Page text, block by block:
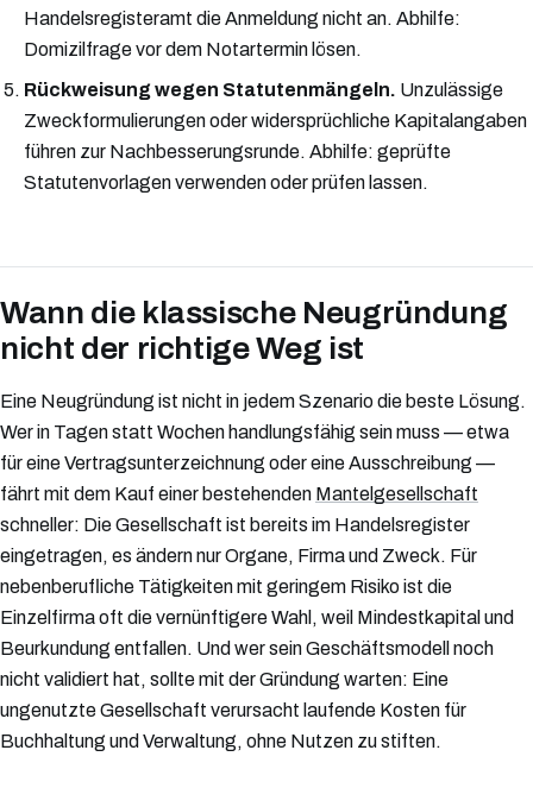
Handelsregisteramt die Anmeldung nicht an. Abhilfe:
Domizilfrage vor dem Notartermin lösen.
Rückweisung wegen Statutenmängeln. Unzulässige
Zweckformulierungen oder widersprüchliche Kapitalangaben
führen zur Nachbesserungsrunde. Abhilfe: geprüfte
Statutenvorlagen verwenden oder prüfen lassen.
Wann die klassische Neugründung
nicht der richtige Weg ist
Eine Neugründung ist nicht in jedem Szenario die beste Lösung.
Wer in Tagen statt Wochen handlungsfähig sein muss — etwa
für eine Vertragsunterzeichnung oder eine Ausschreibung —
fährt mit dem Kauf einer bestehenden Mantelgesellschaft
schneller: Die Gesellschaft ist bereits im Handelsregister
eingetragen, es ändern nur Organe, Firma und Zweck. Für
nebenberufliche Tätigkeiten mit geringem Risiko ist die
Einzelfirma oft die vernünftigere Wahl, weil Mindestkapital und
Beurkundung entfallen. Und wer sein Geschäftsmodell noch
nicht validiert hat, sollte mit der Gründung warten: Eine
ungenutzte Gesellschaft verursacht laufende Kosten für
Buchhaltung und Verwaltung, ohne Nutzen zu stiften.